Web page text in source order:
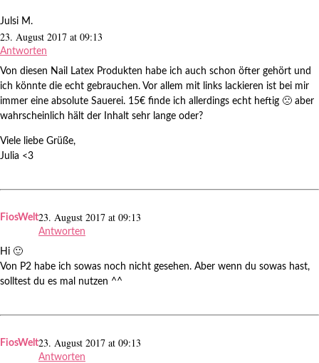
Julsi M.
23. August 2017 at 09:13
Antworten
Von diesen Nail Latex Produkten habe ich auch schon öfter gehört und
ich könnte die echt gebrauchen. Vor allem mit links lackieren ist bei mir
immer eine absolute Sauerei. 15€ finde ich allerdings echt heftig 🙁 aber
wahrscheinlich hält der Inhalt sehr lange oder?
Viele liebe Grüße,
Julia <3
FiosWelt23. August 2017 at 09:13
Antworten
Hi 🙂
Von P2 habe ich sowas noch nicht gesehen. Aber wenn du sowas hast,
solltest du es mal nutzen ^^
FiosWelt23. August 2017 at 09:13
Antworten